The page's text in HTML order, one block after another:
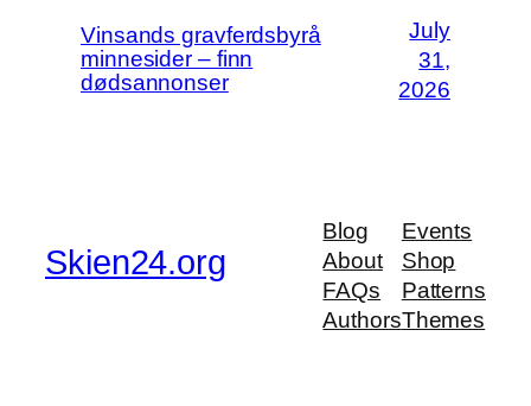
Vinsands gravferdsbyrå
minnesider – finn
dødsannonser
July
31,
2026
Skien24.org
Blog
About
FAQs
Authors
Events
Shop
Patterns
Themes